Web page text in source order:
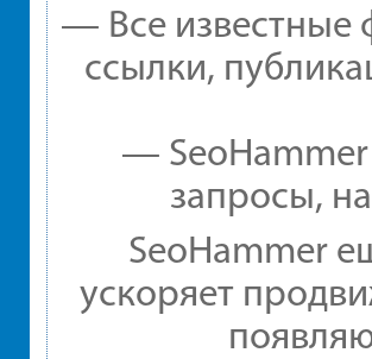
— Все известные
ссылки,
— SeoHammer
запросы,
SeoHammer
ускоряет